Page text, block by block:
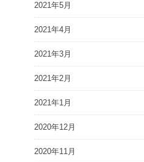
2021年5月
2021年4月
2021年3月
2021年2月
2021年1月
2020年12月
2020年11月